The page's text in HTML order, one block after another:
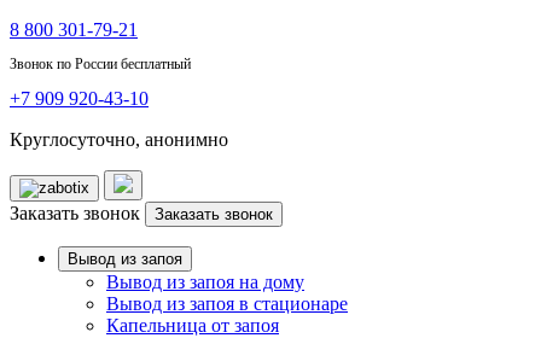
8 800 301-79-21
Звонок по России бесплатный
+7 909 920-43-10
Круглосуточно, анонимно
Заказать звонок Заказать звонок
Вывод из запоя
Вывод из запоя на дому
Вывод из запоя в стационаре
Капельница от запоя